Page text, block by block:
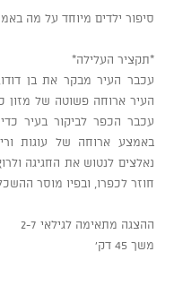
סיפור ילדים מיוחד על מה
*תקציר העלילה*
עכבר העיר מבקר את בן
העיר ארוחה פשוטה של מזון
עכבר הכפר לביקור בעיר
באמצע ארוחה של עוגות
נאלצים לנטוש את החגיגה
חוזר לכפרו, ובפיו מוסר
ההצגה מתאימה לגילאי 2-7
משך 45 דק'